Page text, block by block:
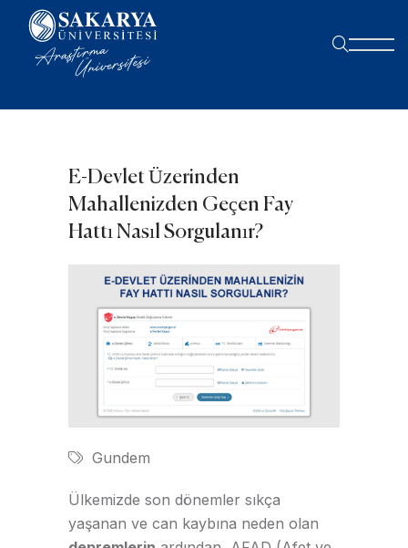
E-Devlet Üzerinden
Mahallenizden Geçen Fay
Hattı Nasıl Sorgulanır?
Gundem
Ülkemizde son dönemler sıkça
yaşanan ve can kaybına neden olan